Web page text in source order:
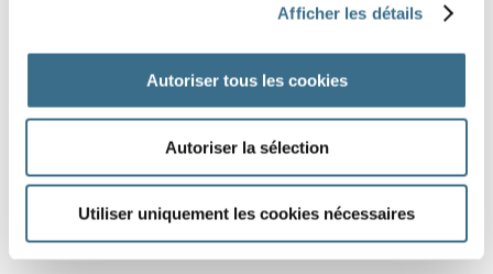
Afficher les détails
Autoriser tous les cookies
Autoriser la sélection
Utiliser uniquement les cookies nécessaires
J'AI TERMINÉ